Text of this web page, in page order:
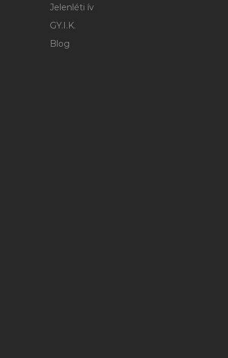
Jelenléti ív
GY.I.K.
Blog